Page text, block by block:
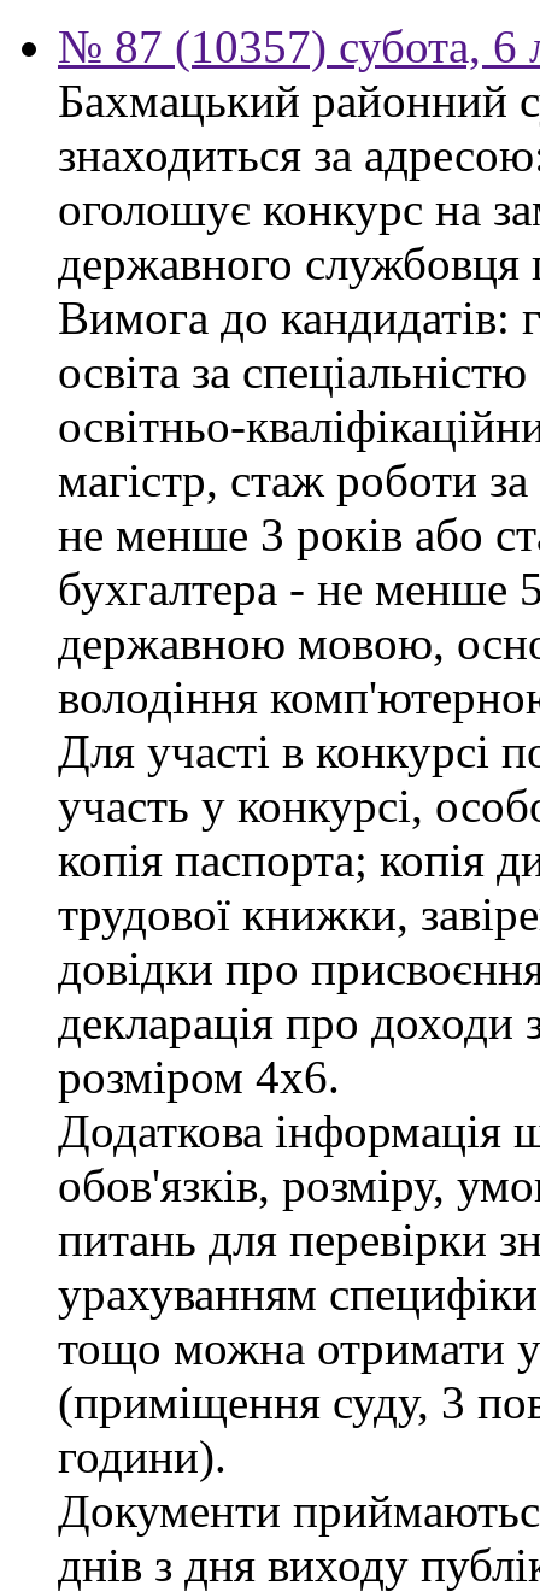
№ 87 (10357) субота, 6
Бахмацький районний
знаходиться за
оголошує конкурс на
державного службовця
Вимога до кандидатів:
освіта за
освітньо-
магістр, стаж роботи
не менше 3 років або
бухгалтера - не менше
державною мовою,
володіння
Для участі в конкурсі
участь у конкурсі,
копія паспорта; копія
трудової книжки,
довідки про
декларація про доходи
розміром 4х6.
Додаткова інформація
обов'язків, розміру,
питань для перевірки
урахуванням
тощо можна отримати у
(приміщення суду, 3
години).
Документи
днів з дня виходу